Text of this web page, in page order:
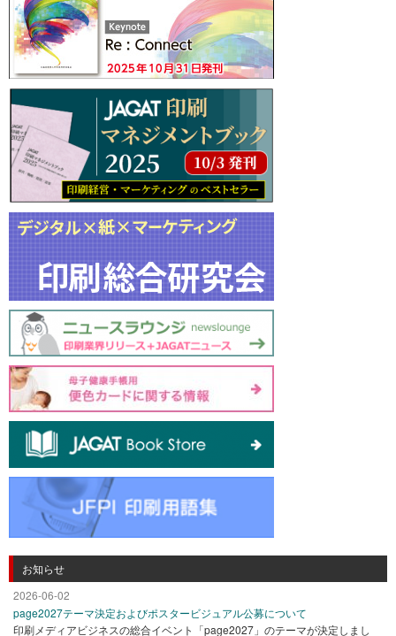
お知らせ
2026-06-02
page2027テーマ決定およびポスタービジュアル公募について
印刷メディアビジネスの総合イベント「page2027」のテーマが決定しまし